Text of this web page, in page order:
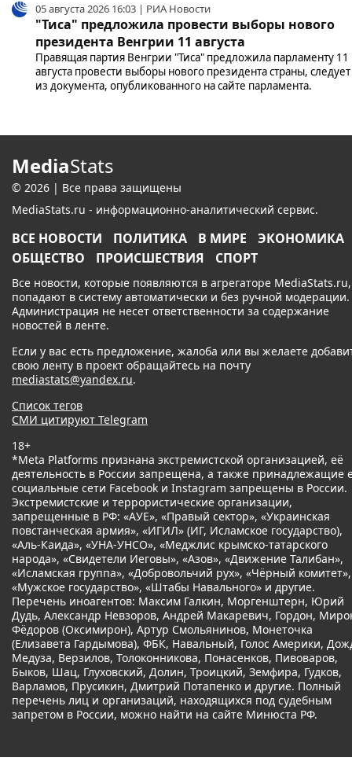
05 августа 2026 16:03 | РИА Новости
"Тиса" предложила провести выборы нового
президента Венгрии 11 августа
Правящая партия Венгрии "Тиса" предложила парламенту 11
августа провести выборы нового президента страны, следует
из документа, опубликованного на сайте парламента.
MediaStats
© 2026 | Все права защищены
MediaStats.ru - информационно-аналитический сервис.
ВСЕ НОВОСТИ ПОЛИТИКА В МИРЕ
ЭКОНОМИКА
ОБЩЕСТВО
ПРОИСШЕСТВИЯ СПОРТ
Все новости, которые появляются в агрегаторе MediaStats.ru,
попадают в систему автоматически и без ручной модерации.
Администрация не несет ответственности за содержание
новостей в ленте.
Если у вас есть предложение, жалоба или вы желаете
свою ленту в проект обращайтесь на почту
mediastats@yandex.ru.
Список тегов
СМИ цитируют Telegram
18+
*Meta Platforms признана экстремистской организацией, её
деятельность в России запрещена, а также принадлежащие
социальные сети Facebook и Instagram запрещены в России.
Экстремистские и террористические организации,
запрещенные в РФ: «АУЕ», «Правый сектор», «Украинская
повстанческая армия», «ИГИЛ» (ИГ, Исламское государство),
«Аль-Каида», «УНА-УНСО», «Меджлис крымско-татарского
народа», «Свидетели Иеговы», «Азов», «Движение Талибан»,
«Исламская группа», «Добровольчий рух», «Чёрный комитет»,
«Мужское государство», «Штабы Навального» и другие.
Перечень иноагентов: Максим Галкин, Моргенштерн, Юрий
Дудь, Александр Невзоров, Андрей Макаревич, Гордон,
Фёдоров (Оксимирон), Артур Смольянинов, Монеточка
(Елизавета Гардымова), ФБК, Навальный, Голос Америки,
Медуза, Верзилов, Толоконникова, Понасенков, Пивоваров,
Быков, Шац, Глуховский, Долин, Троицкий, Земфира, Гудков,
Варламов, Прусикин, Дмитрий Потапенко и другие. Полный
перечень лиц и организаций, находящихся под судебным
запретом в России, можно найти на сайте Минюста РФ.